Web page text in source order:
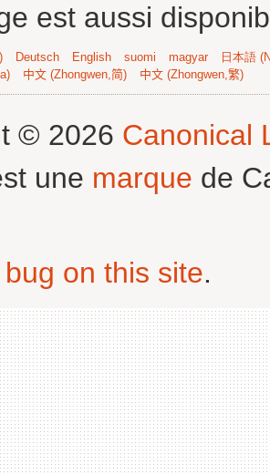
est aussi
Deutsch English suomi magyar
日本語
中文 (Zhongwen,简) 中文 (Zhongwen,繁)
© 2026 Canonical
une marque de
on this site.